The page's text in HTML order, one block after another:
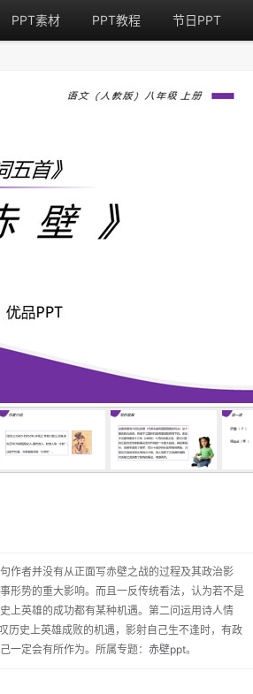
PPT素材 PPT教程 节日PPT
作者并没有从正面写赤壁之战的过程及其政治影
形势的重大影响。而且一反传统看法，认为若不是
上英雄的成功都有某种机遇。第二问运用诗人情
历史上英雄成败的机遇，影射自己生不逢时，有政
一定会有所作为。所属专题： 赤壁ppt。